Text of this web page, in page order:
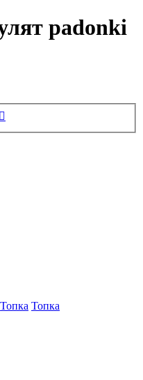
padonki
Топка Топка